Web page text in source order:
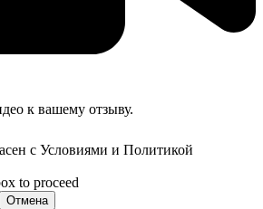
к вашему отзыву.
с Условиями и Политикой
to proceed
Отмена